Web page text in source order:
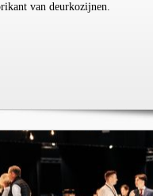
van deurkozijnen.